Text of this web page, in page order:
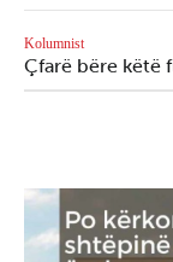
Kolumnist
Çfarë bëre këtë